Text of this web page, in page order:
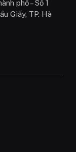
phố – Số 1
Giấy, TP. Hà